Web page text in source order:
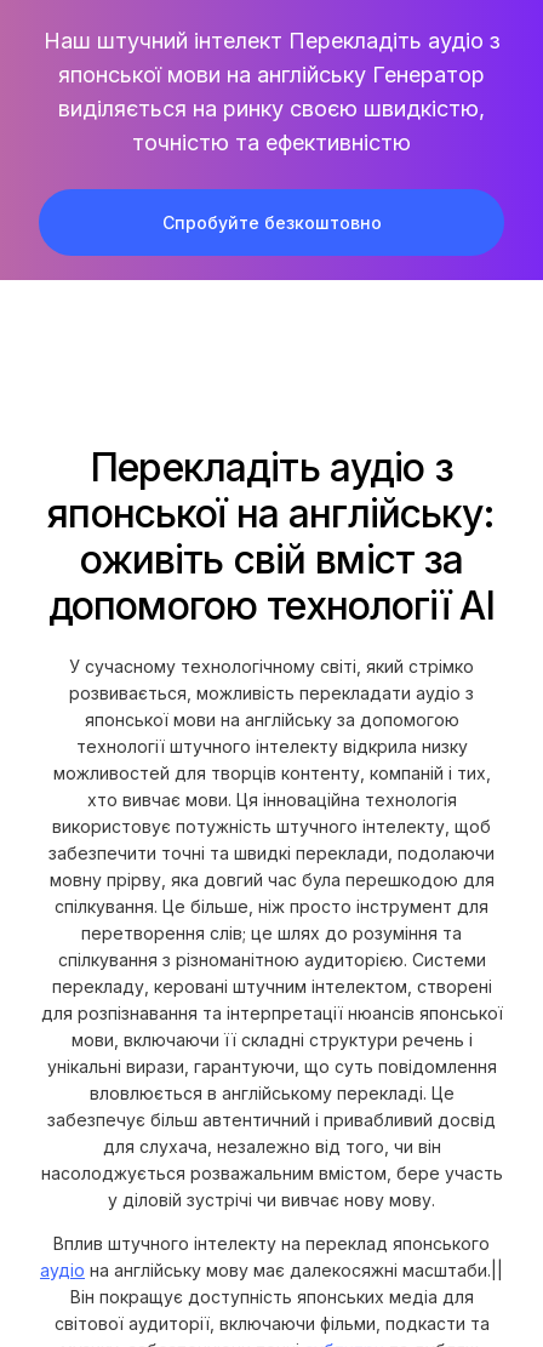
Наш штучний інтелект Перекладіть аудіо з
японської мови на англійську Генератор
виділяється на ринку своєю швидкістю,
точністю та ефективністю
Спробуйте безкоштовно
Перекладіть аудіо з
японської на англійську:
оживіть свій вміст за
допомогою технології AI
У сучасному технологічному світі, який стрімко
розвивається, можливість перекладати аудіо з
японської мови на англійську за допомогою
технології штучного інтелекту відкрила низку
можливостей для творців контенту, компаній і тих,
хто вивчає мови. Ця інноваційна технологія
використовує потужність штучного інтелекту, щоб
забезпечити точні та швидкі переклади, подолаючи
мовну прірву, яка довгий час була перешкодою для
спілкування. Це більше, ніж просто інструмент для
перетворення слів; це шлях до розуміння та
спілкування з різноманітною аудиторією. Системи
перекладу, керовані штучним інтелектом, створені
для розпізнавання та інтерпретації нюансів японської
мови, включаючи її складні структури речень і
унікальні вирази, гарантуючи, що суть повідомлення
вловлюється в англійському перекладі. Це
забезпечує більш автентичний і привабливий досвід
для слухача, незалежно від того, чи він
насолоджується розважальним вмістом, бере участь
у діловій зустрічі чи вивчає нову мову.
Вплив штучного інтелекту на переклад японського
аудіо на англійську мову має далекосяжні масштаби.||
Він покращує доступність японських медіа для
світової аудиторії, включаючи фільми, подкасти та